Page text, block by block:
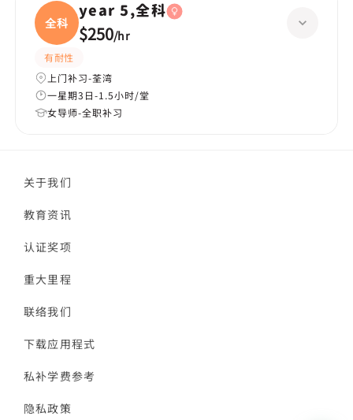
全科
year 5,全科
$250/hr
有耐性
上门补习-荃湾
一星期3日-1.5小时/堂
女导师-全职补习
关于我们
教育资讯
认证奖项
重大里程
联络我们
下载应用程式
私补学费参考
隐私政策